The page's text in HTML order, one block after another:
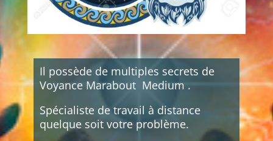
Il possède de multiples secrets de
Voyance Marabout Medium .
Spécialiste de travail à distance
quelque soit votre problème.